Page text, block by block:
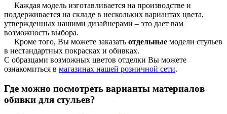
Каждая модель изготавливается на производстве и
поддерживается на складе в нескольких вариантах цвета,
утвержденных нашими дизайнерами – это дает вам
возможность выбора.
Кроме того, Вы можете заказать отдельные модели стульев
в нестандартных покрасках и обивках.
С образцами возможных цветов отделки Вы можете
ознакомиться в магазинах нашей розничной сети.
Где можно посмотреть варианты материалов
обивки для стульев?